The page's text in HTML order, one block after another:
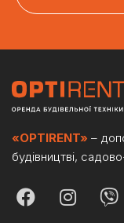
«OPTIRENT» –
будівництві,